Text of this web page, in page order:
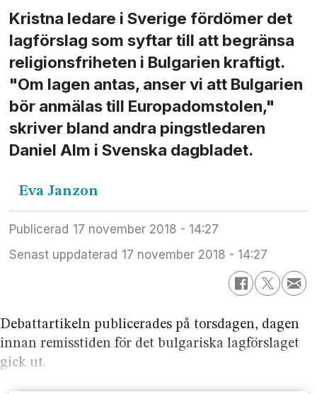
Kristna ledare i Sverige fördömer det
lagförslag som syftar till att begränsa
religionsfriheten i Bulgarien kraftigt.
"Om lagen antas, anser vi att Bulgarien
bör anmälas till Europadomstolen,"
skriver bland andra pingstledaren
Daniel Alm i Svenska dagbladet.
Eva Janzon
Publicerad
17 november 2018 - 14:27
Senast uppdaterad
17 november 2018 - 14:27
Debattartikeln publicerades på torsdagen, dagen
innan remisstiden för det bulgariska lagförslaget
gick ut.